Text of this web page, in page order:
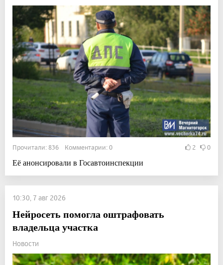
Прочитали: 836 Комментарии: 0 2 0
Её анонсировали в Госавтоинспекции
10:30, 7 авг 2026
Нейросеть помогла оштрафовать
владельца участка
Новости